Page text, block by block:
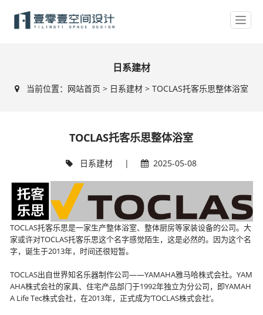
日系建材
当前位置： 网站首页 > 日系建材> TOCLAS托客乐思整体浴室
TOCLAS托客乐思整体浴室
日系建材 | 2025-05-08
TOCLAS托客乐思是一家生产整体浴室、整体厨房等家装设备的公司。大
家或许对TOCLAS托客乐思这个名字感觉陌生，这是必然的。因为这个名
字，诞生于2013年，时间还很短暂。
TOCLAS出自世界知名乐器制作公司——YAMAHA雅马哈株式会社。YAM
AHA株式会社的家具、住宅产品部门于1992年独立为分公司，即YAMAH
A Life Tec株式会社，在2013年，正式成为‘TOCLAS株式会社’。